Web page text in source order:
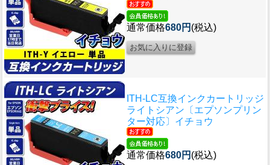
通常価格680円 (税込)
ITH-LC互換インクカートリッジ
ライトシアン〔エプソンプリン
ター対応〕イチョウ
通常価格680円 (税込)